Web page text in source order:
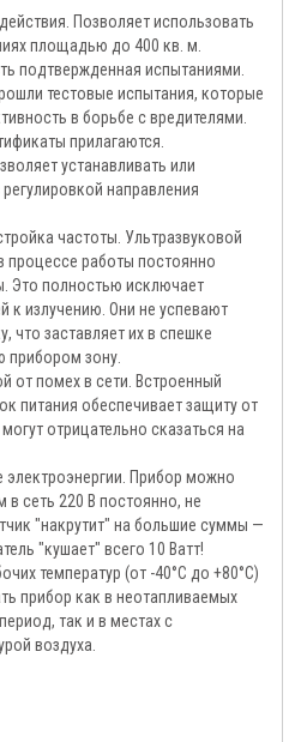
Позволяет использовать
площадью до 400 кв. м.
подтвержденная испытаниями.
тестовые испытания, которые
в борьбе с вредителями.
прилагаются.
устанавливать или
направления
частоты. Ультразвуковой
процессе работы постоянно
Это полностью исключает
к излучению. Они не успевают
что заставляет их в спешке
зону.
от помех в сети. Встроенный
питания обеспечивает защиту от
отрицательно сказаться на
электроэнергии. Прибор можно
сеть 220 В постоянно, не
"накрутит" на большие суммы —
"кушает" всего 10 Ватт!
температур (от -40°С до +80°С)
прибор как в неотапливаемых
так и в местах с
воздуха.